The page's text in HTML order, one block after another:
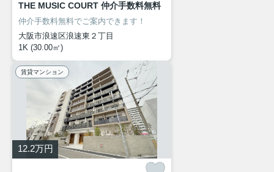
THE MUSIC COURT 仲介手数料無料
仲介手数料無料でご案内できます！
大阪市浪速区浪速東２丁目
1K (30.00㎡)
賃貸マンション
12.2万円